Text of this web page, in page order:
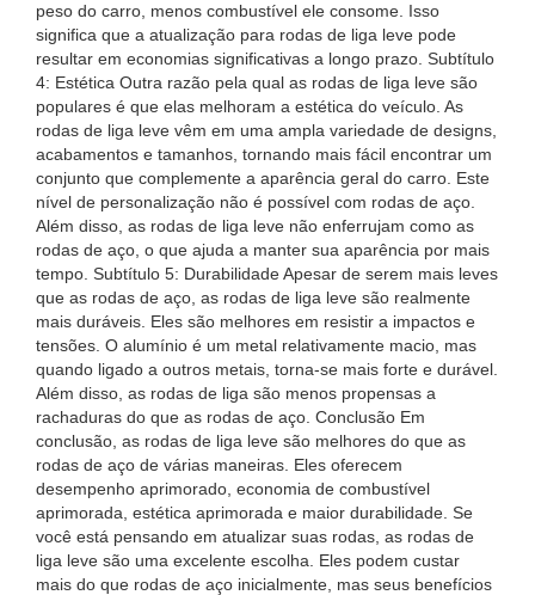
peso do carro, menos combustível ele consome. Isso
significa que a atualização para rodas de liga leve pode
resultar em economias significativas a longo prazo. Subtítulo
4: Estética Outra razão pela qual as rodas de liga leve são
populares é que elas melhoram a estética do veículo. As
rodas de liga leve vêm em uma ampla variedade de designs,
acabamentos e tamanhos, tornando mais fácil encontrar um
conjunto que complemente a aparência geral do carro. Este
nível de personalização não é possível com rodas de aço.
Além disso, as rodas de liga leve não enferrujam como as
rodas de aço, o que ajuda a manter sua aparência por mais
tempo. Subtítulo 5: Durabilidade Apesar de serem mais leves
que as rodas de aço, as rodas de liga leve são realmente
mais duráveis. Eles são melhores em resistir a impactos e
tensões. O alumínio é um metal relativamente macio, mas
quando ligado a outros metais, torna-se mais forte e durável.
Além disso, as rodas de liga são menos propensas a
rachaduras do que as rodas de aço. Conclusão Em
conclusão, as rodas de liga leve são melhores do que as
rodas de aço de várias maneiras. Eles oferecem
desempenho aprimorado, economia de combustível
aprimorada, estética aprimorada e maior durabilidade. Se
você está pensando em atualizar suas rodas, as rodas de
liga leve são uma excelente escolha. Eles podem custar
mais do que rodas de aço inicialmente, mas seus benefícios